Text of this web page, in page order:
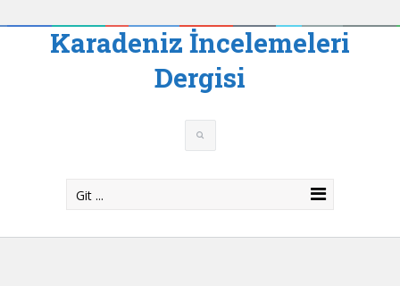
Karadeniz İncelemeleri
Dergisi
Git ...